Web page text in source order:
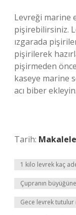
Levreği marine
pişirebilirsiniz.
ızgarada
pişirilerek
pişirmeden
kaseye marine
acı biber ekleyin.
Tarih:
1 kilo levrek kaç
Çupranın
Gece levrek tutulur